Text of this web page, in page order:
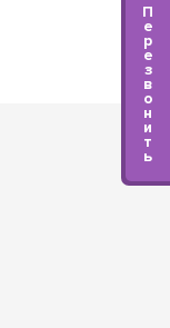
П
е
р
е
з
в
о
н
и
т
ь